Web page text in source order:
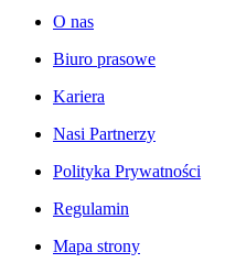
O nas
Biuro prasowe
Kariera
Nasi Partnerzy
Polityka Prywatności
Regulamin
Mapa strony